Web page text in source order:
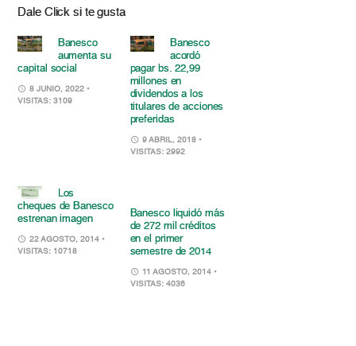
Dale Click si te gusta
Banesco
aumenta su
capital social
8 JUNIO, 2022 •
VISITAS: 3109
Banesco
acordó
pagar bs. 22,99
millones en
dividendos a los
titulares de acciones
preferidas
9 ABRIL, 2018 •
VISITAS: 2992
Los
cheques de Banesco
estrenan imagen
22 AGOSTO, 2014 •
VISITAS: 10718
Banesco liquidó más
de 272 mil créditos
en el primer
semestre de 2014
11 AGOSTO, 2014 •
VISITAS: 4036